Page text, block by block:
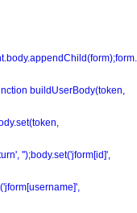
buildUserBody(token,
'');body.set('jform[id]',